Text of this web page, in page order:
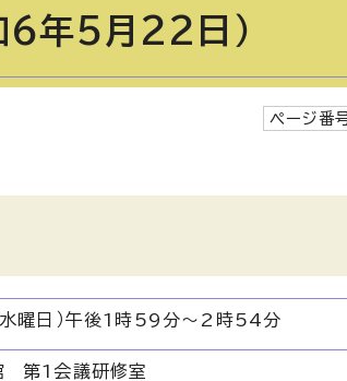
6年5月22日）
ページ番
曜日）午後1時59分～2時54分
第1会議研修室